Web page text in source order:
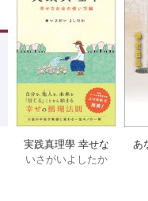
実践真理學 幸せな
お金の使い方編 1巻
いさがいよしたか
あ